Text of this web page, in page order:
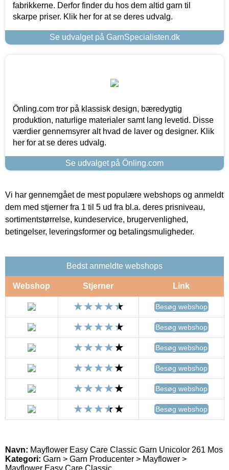
fabrikkerne. Derfor finder du hos dem altid garn til
skarpe priser. Klik her for at se deres udvalg.
Se udvalget på GarnSpecialisten.dk
Önling.com tror på klassisk design, bæredygtig
produktion, naturlige materialer samt lang levetid. Disse
værdier gennemsyrer alt hvad de laver og designer. Klik
her for at se deres udvalg.
Se udvalget på Önling.com
Vi har gennemgået de mest populære webshops og anmeldt
dem med stjerner fra 1 til 5 ud fra bl.a. deres prisniveau,
sortimentstørrelse, kundeservice, brugervenlighed,
betingelser, leveringsformer og betalingsmuligheder.
Bedst anmeldte webshops
Webshop Stjerner Link
Besøg webshop
Besøg webshop
Besøg webshop
Besøg webshop
Besøg webshop
Besøg webshop
Navn: Mayflower Easy Care Classic Garn Unicolor 261 Mos
Kategori: Garn > Garn Producenter > Mayflower >
Mayflower Easy Care Classic